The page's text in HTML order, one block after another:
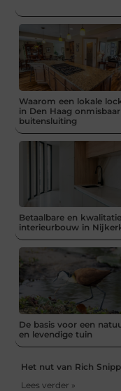
Waarom een lokale
in Den Haag
buitensluiting
Betaalbare en
interieurbouw in
De basis voor een
en levendige tuin
Het nut van Rich
Lees verder »